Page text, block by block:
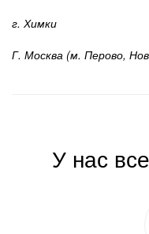
г. Химки
Г. Москва (м. Перово,
У нас